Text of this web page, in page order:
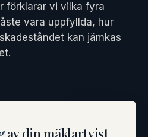
förklarar vi vilka fyra
vara uppfyllda, hur
kan jämkas
av din mäklartvist